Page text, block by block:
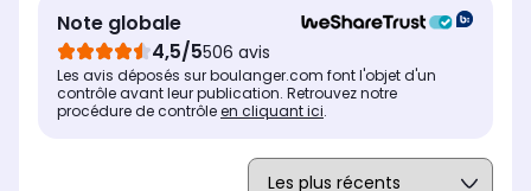
Note globale
4,5/5506 avis
Les avis déposés sur boulanger.com font l'objet d'un
contrôle avant leur publication. Retrouvez notre
procédure de contrôleen cliquant ici.